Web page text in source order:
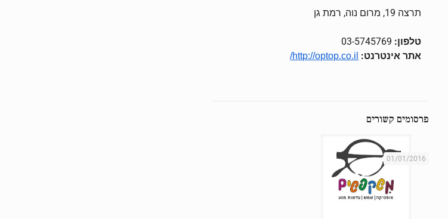
תרצה 19, מרום נוה, רמת גן
טלפון:
אתר אינטרנט: http://optop.co.il/
פרסומים קשורים
01/01/2016